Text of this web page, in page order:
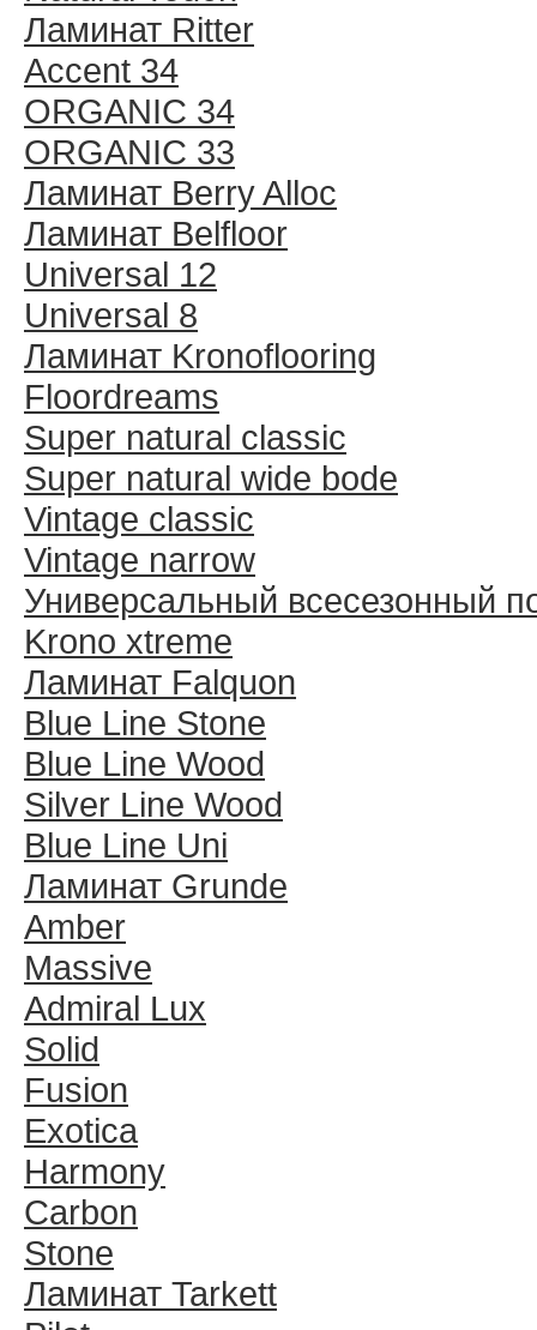
Ламинат Ritter
Accent 34
ORGANIC 34
ORGANIC 33
Ламинат Berry Alloc
Ламинат Belfloor
Universal 12
Universal 8
Ламинат Kronoflooring
Floordreams
Super natural classic
Super natural wide bode
Vintage classic
Vintage narrow
Универсальный всесезонный
Krono xtreme
Ламинат Falquon
Blue Line Stone
Blue Line Wood
Silver Line Wood
Blue Line Uni
Ламинат Grunde
Amber
Massive
Admiral Lux
Solid
Fusion
Exotica
Harmony
Carbon
Stone
Ламинат Tarkett